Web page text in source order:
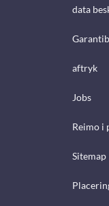
data
aftryk
Jobs
Reimo i
Sitemap